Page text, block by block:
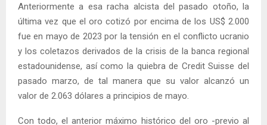
Anteriormente a esa racha alcista del pasado otoño, la
última vez que el oro cotizó por encima de los US$ 2.000
fue en mayo de 2023 por la tensión en el conflicto ucranio
y los coletazos derivados de la crisis de la banca regional
estadounidense, así como la quiebra de Credit Suisse del
pasado marzo, de tal manera que su valor alcanzó un
valor de 2.063 dólares a principios de mayo.
Con todo, el anterior máximo histórico del oro -previo al